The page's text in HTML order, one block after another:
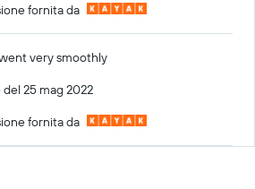
fornita da
very smoothly
25 mag 2022
fornita da